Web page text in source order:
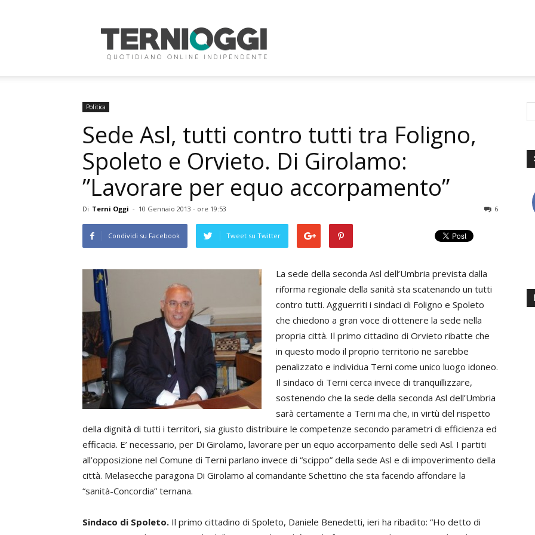
Oggi
Politica
Sede Asl, tutti contro tutti tra Foligno,
Spoleto e Orvieto. Di Girolamo:
”Lavorare per equo accorpamento”
Di Terni Oggi - 10 Gennaio 2013 - ore 19:53 6
Condividi su Facebook Tweet su Twitter
La sede della seconda Asl dell’Umbria prevista dalla
riforma regionale della sanità sta scatenando un tutti
contro tutti. Agguerriti i sindaci di Foligno e Spoleto
che chiedono a gran voce di ottenere la sede nella
propria città. Il primo cittadino di Orvieto ribatte che
in questo modo il proprio territorio ne sarebbe
penalizzato e individua Terni come unico luogo idoneo.
Il sindaco di Terni cerca invece di tranquillizzare,
sostenendo che la sede della seconda Asl dell’Umbria
sarà certamente a Terni ma che, in virtù del rispetto
della dignità di tutti i territori, sia giusto distribuire le competenze secondo parametri di efficienza ed
efficacia. E’ necessario, per Di Girolamo, lavorare per un equo accorpamento delle sedi Asl. I partiti
all’opposizione nel Comune di Terni parlano invece di “scippo” della sede Asl e di impoverimento della
città. Melasecche paragona Di Girolamo al comandante Schettino che sta facendo affondare la
“sanità-Concordia” ternana.
Sindaco di Spoleto. Il primo cittadino di Spoleto, Daniele Benedetti, ieri ha ribadito: “Ho detto di